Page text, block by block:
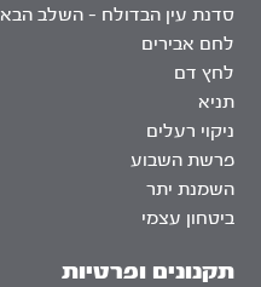
סדנת עין הבדולח – השלב הבא
לחם אבירים
לחץ דם
תניא
ניקוי רעלים
פרשת השבוע
השמנת יתר
ביטחון עצמי
תקנונים ופרטיות